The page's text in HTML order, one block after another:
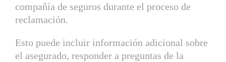
compañía de seguros durante el proceso de
reclamación.
Esto puede incluir información adicional sobre
el asegurado, responder a preguntas de la